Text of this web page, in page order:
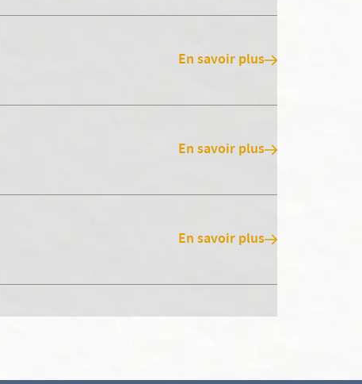
En savoir plus
En savoir plus
En savoir plus